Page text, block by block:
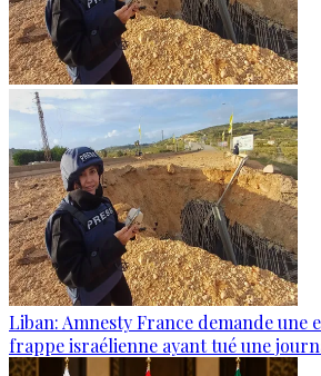
Liban: Amnesty France demande une
frappe israélienne ayant tué une